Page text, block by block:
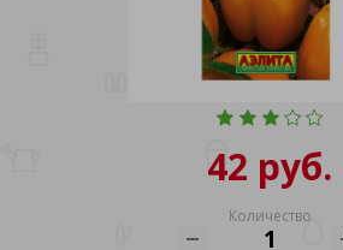
42 руб.
Количество